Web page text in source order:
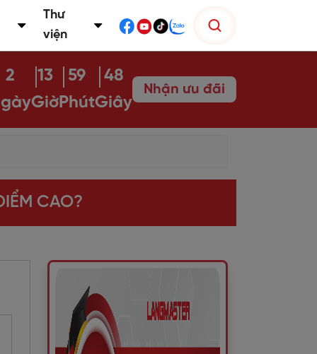
Thư
viện
2
13
Giờ
59
Phút
47
Giây
Nhận ưu đãi
CAO?